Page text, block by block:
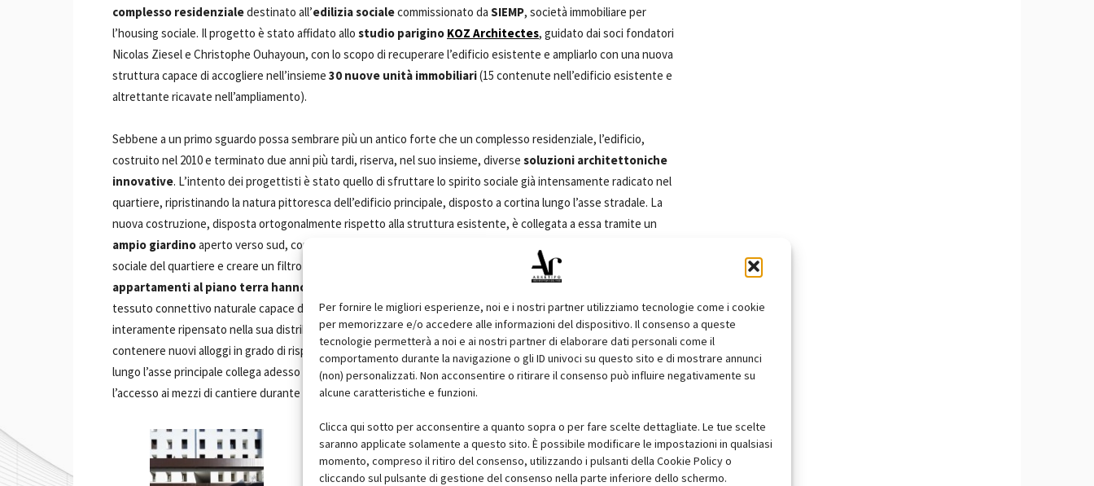
Per fornire le migliori esperienze, noi e i nostri partner utilizziamo tecnologie come i cookie
per memorizzare e/o accedere alle informazioni del dispositivo. Il consenso a queste
tecnologie permetterà a noi e ai nostri partner di elaborare dati personali come il
comportamento durante la navigazione o gli ID univoci su questo sito e di mostrare annunci
(non) personalizzati. Non acconsentire o ritirare il consenso può influire negativamente su
alcune caratteristiche e funzioni.
Clicca qui sotto per acconsentire a quanto sopra o per fare scelte dettagliate. Le tue scelte
saranno applicate solamente a questo sito. È possibile modificare le impostazioni in qualsiasi
momento, compreso il ritiro del consenso, utilizzando i pulsanti della Cookie Policy o
cliccando sul pulsante di gestione del consenso nella parte inferiore dello schermo.
complesso residenzialedestinato all’edilizia socialecommissionato da SIEMP, società immobiliare per
l’housing sociale. Il progetto è stato affidato allo studio parigino KOZ Architectes, guidato dai soci fondatori
Nicolas Ziesel e Christophe Ouhayoun, con lo scopo di recuperare l’edificio esistente e ampliarlo con una nuova
struttura capace di accogliere nell’insieme 30 nuove unità immobiliari(15 contenute nell’edificio esistente e
altrettante ricavate nell’ampliamento).
Sebbene a un primo sguardo possa sembrare più un antico forte che un complesso residenziale, l’edificio,
costruito nel 2010 e terminato due anni più tardi, riserva, nel suo insieme, diverse soluzioni architettoniche
innovative. L’intento dei progettisti è stato quello di sfruttare lo spirito sociale già intensamente radicato nel
quartiere, ripristinando la natura pittoresca dell’edificio principale, disposto a cortina lungo l’asse stradale. La
nuova costruzione, disposta ortogonalmente rispetto alla struttura esistente, è collegata a essa tramite un
ampio giardinoaperto verso sud, concepito come fulcro centrale del progetto, in grado di catalizzare l’attività
sociale del quartiere e creare un filtro intermedio tra la strada e l’intimità degli alloggi. Tutte le zone giorno degli
appartamenti al piano terra hanno un collegamento diretto col giardino
, che diventa una sorta di
tessuto connettivo naturale capace di aggregare i differenti volumi. L’edificio principale esistente è stato
interamente ripensato nella sua distribuzione interna, mantenendo inalterato il fronte su strada, al fine di
contenere nuovi alloggi in grado di rispettare i più
elevati standard abitativi . Un porticato a doppia altezza
lungo l’asse principale collega adesso la strada con la corte interna, permettendo sia la vista dall’esterno sia
l’accesso ai mezzi di cantiere durante le fasi di costruzione.